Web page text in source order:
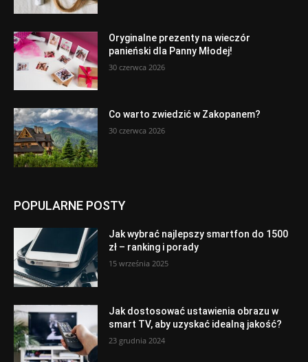
Oryginalne prezenty na wieczór
panieński dla Panny Młodej!
30 czerwca 2026
Co warto zwiedzić w Zakopanem?
30 czerwca 2026
POPULARNE POSTY
Jak wybrać najlepszy smartfon do 1500
zł – ranking i porady
15 września 2025
Jak dostosować ustawienia obrazu w
smart TV, aby uzyskać idealną jakość?
23 grudnia 2024